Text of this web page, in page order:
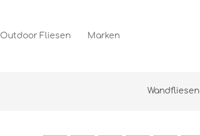
Outdoor Fliesen Marken
Wandfliesen